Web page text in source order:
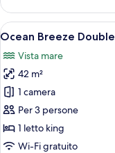
Hillside
Twin
Apri
tutte
le
foto
per
Ocean
Breeze
Double
7
Ocean Breeze Double
Vista mare
42 m²
1 camera
Per 3 persone
1 letto king
Wi-Fi gratuito